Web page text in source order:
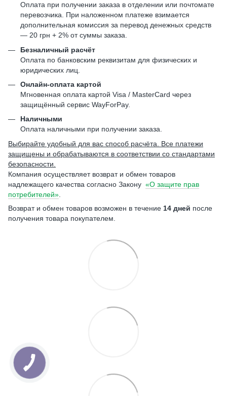
Оплата при получении заказа в отделении или почтомате
перевозчика. При наложенном платеже взимается
дополнительная комиссия за перевод денежных средств
— 20 грн + 2% от суммы заказа.
Безналичный расчёт
Оплата по банковским реквизитам для физических и
юридических лиц.
Онлайн-оплата картой
Мгновенная оплата картой Visa / MasterCard через
защищённый сервис WayForPay.
Наличными
Оплата наличными при получении заказа.
Выбирайте удобный для вас способ расчёта. Все платежи
защищены и обрабатываются в соответствии со стандартами
безопасности.
Компания осуществляет возврат и обмен товаров
надлежащего качества согласно Закону «О защите прав
потребителей»
Возврат и обмен товаров возможен в течение 14 дней после
получения товара покупателем.